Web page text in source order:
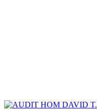
DAVID T.